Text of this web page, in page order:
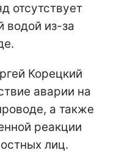
отсутствует
водой из-за
Корецкий
аварии на
а также
реакции
лиц.